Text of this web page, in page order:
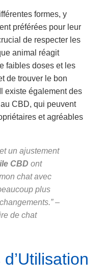
formes, y
préférées pour leur
de respecter les
animal réagit
faibles doses et les
de trouver le bon
existe également des
CBD, qui peuvent
et agréables
un ajustement
CBD ont
chat avec
plus
–
de chat